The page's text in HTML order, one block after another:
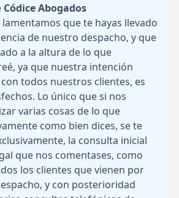
Códice Abogados
que te hayas llevado
de nuestro despacho, y que
a la altura de lo que
ya que nuestra intención
todos nuestros clientes, es
Lo único que si nos
varias cosas de lo que
como bien dices, se te
la consulta inicial
que nos comentases, como
los clientes que vienen por
y con posterioridad